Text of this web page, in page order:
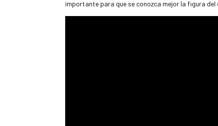
importante para que se conozca mejor la figura del